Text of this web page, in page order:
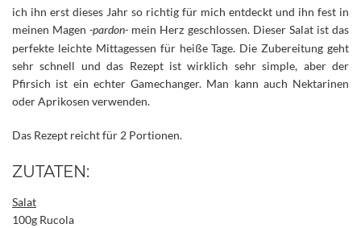
ich ihn erst dieses Jahr so richtig für mich entdeckt und ihn fest in
meinen Magen -pardon- mein Herz geschlossen. Dieser Salat ist das
perfekte leichte Mittagessen für heiße Tage. Die Zubereitung geht
sehr schnell und das Rezept ist wirklich sehr simple, aber der
Pfirsich ist ein echter Gamechanger. Man kann auch Nektarinen
oder Aprikosen verwenden.
Das Rezept reicht für 2 Portionen.
ZUTATEN:
Salat
100g Rucola